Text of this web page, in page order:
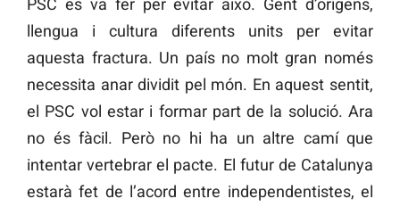
PSC es va fer per evitar això. Gent d’orígens,
llengua i cultura diferents units per evitar
aquesta fractura. Un país no molt gran només
necessita anar dividit pel món. En aquest sentit,
el PSC vol estar i formar part de la solució. Ara
no és fàcil. Però no hi ha un altre camí que
intentar vertebrar el pacte. El futur de Catalunya
estarà fet de l’acord entre independentistes, el